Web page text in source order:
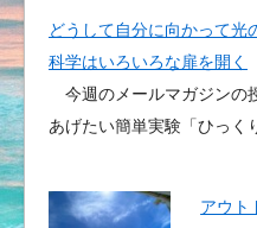
どうして自分に向かって光
科学はいろいろな扉を開く
今週のメールマガジンの
あげたい簡単実験「ひっく
アウト